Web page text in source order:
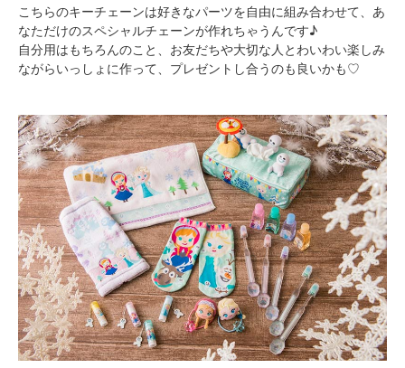
こちらのキーチェーンは好きなパーツを自由に組み合わせて、あ
なただけのスペシャルチェーンが作れちゃうんです♪
自分用はもちろんのこと、お友だちや大切な人とわいわい楽しみ
ながらいっしょに作って、プレゼントし合うのも良いかも♡